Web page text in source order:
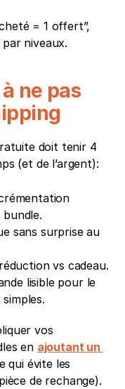
= 1 offert”,
niveaux.
ne pas
doit tenir 4
(et de l’argent):
sans surprise au
vs cadeau.
lisible pour le
vos
en ajoutant un
qui évite les
de rechange).